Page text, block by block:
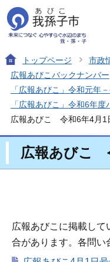
トップページ 市政
広報あびこバックナンバー
「広報あびこ」令和元年
「広報あびこ」令和6年度
広報あびこ 令和6年4月1
広報あびこ
広報あびこに掲載し
合があります。各問い